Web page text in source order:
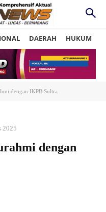
DAERAH HUKUM
dengan IKPB Sultra
2025
dengan